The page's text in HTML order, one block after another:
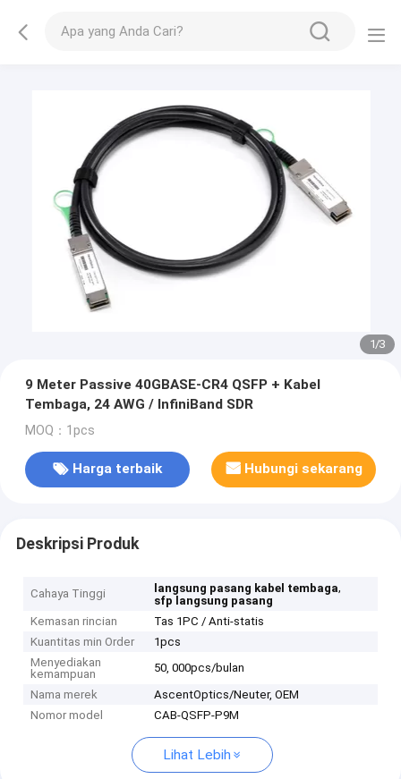
1/3
9 Meter Passive 40GBASE-CR4 QSFP + Kabel
Tembaga, 24 AWG / InfiniBand SDR
MOQ：1pcs
Harga terbaik Hubungi sekarang
Deskripsi Produk
Cahaya Tinggi langsung pasang kabel tembaga,
sfp langsung pasang
Kemasan rincian
Tas 1PC / Anti-statis
Kuantitas min Order
1pcs
Menyediakan
kemampuan
50, 000pcs/bulan
Nama merek
AscentOptics/Neuter, OEM
Nomor model
CAB-QSFP-P9M
Lihat Lebih